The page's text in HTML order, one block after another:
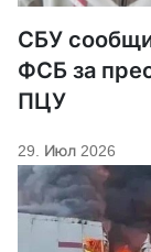
СБУ
ФСБ за
ПЦУ
29. Июл 2026